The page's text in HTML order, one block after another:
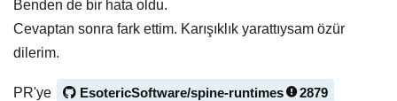
Benden de bir hata oldu.
Cevaptan sonra fark ettim. Karışıklık yarattıysam özür
dilerim.
PR'ye EsotericSoftware/spine-runtimes
2879